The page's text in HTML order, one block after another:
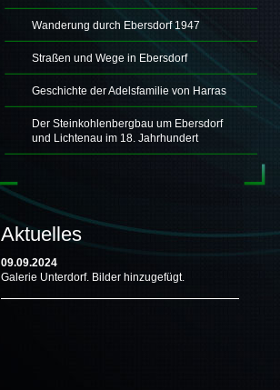
Wanderung durch Ebersdorf 1947
Straßen und Wege in Ebersdorf
Geschichte der Adelsfamilie von Harras
Der Steinkohlenbergbau um Ebersdorf
und Lichtenau im 18. Jahrhundert
Aktuelles
09.09.2024
Galerie Unterdorf. Bilder hinzugefügt.